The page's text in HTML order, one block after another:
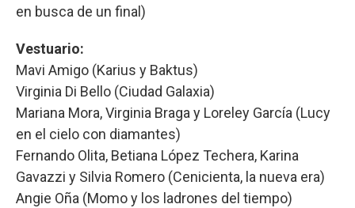
en busca de un final)
Vestuario:
Mavi Amigo (Karius y Baktus)
Virginia Di Bello (Ciudad Galaxia)
Mariana Mora, Virginia Braga y Loreley García (Lucy
en el cielo con diamantes)
Fernando Olita, Betiana López Techera, Karina
Gavazzi y Silvia Romero (Cenicienta, la nueva era)
Angie Oña (Momo y los ladrones del tiempo)